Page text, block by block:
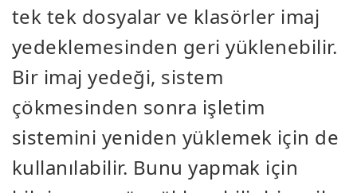
tek tek dosyalar ve klasörler imaj
yedeklemesinden geri yüklenebilir.
Bir imaj yedeği, sistem
çökmesinden sonra işletim
sistemini yeniden yüklemek için de
kullanılabilir. Bunu yapmak için